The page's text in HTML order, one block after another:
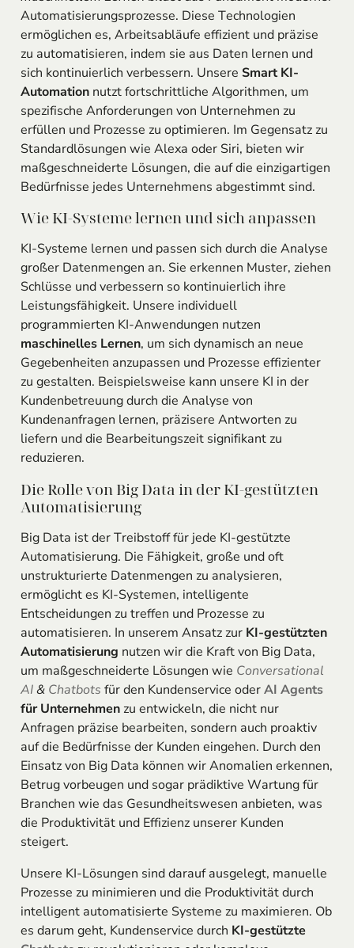
Automatisierungsprozesse. Diese Technologien
ermöglichen es, Arbeitsabläufe effizient und präzise
zu automatisieren, indem sie aus Daten lernen und
sich kontinuierlich verbessern. Unsere Smart KI-
Automationnutzt fortschrittliche Algorithmen, um
spezifische Anforderungen von Unternehmen zu
erfüllen und Prozesse zu optimieren. Im Gegensatz zu
Standardlösungen wie Alexa oder Siri, bieten wir
maßgeschneiderte Lösungen, die auf die einzigartigen
Bedürfnisse jedes Unternehmens abgestimmt sind.
Wie KI-Systeme lernen und sich anpassen
KI-Systeme lernen und passen sich durch die Analyse
großer Datenmengen an. Sie erkennen Muster, ziehen
Schlüsse und verbessern so kontinuierlich ihre
Leistungsfähigkeit. Unsere individuell
programmierten KI-Anwendungen nutzen
maschinelles Lernen, um sich dynamisch an neue
Gegebenheiten anzupassen und Prozesse effizienter
zu gestalten. Beispielsweise kann unsere KI in der
Kundenbetreuung durch die Analyse von
Kundenanfragen lernen, präzisere Antworten zu
liefern und die Bearbeitungszeit signifikant zu
reduzieren.
Die Rolle von Big Data in der KI-gestützten
Automatisierung
Big Data ist der Treibstoff für jede KI-gestützte
Automatisierung. Die Fähigkeit, große und oft
unstrukturierte Datenmengen zu analysieren,
ermöglicht es KI-Systemen, intelligente
Entscheidungen zu treffen und Prozesse zu
automatisieren. In unserem Ansatz zur KI-gestützten
Automatisierung nutzen wir die Kraft von Big Data,
um maßgeschneiderte Lösungen wie Conversational
AI& Chatbots für den Kundenservice oderAI Agents
für Unternehmenzu entwickeln, die nicht nur
Anfragen präzise bearbeiten, sondern auch proaktiv
auf die Bedürfnisse der Kunden eingehen. Durch den
Einsatz von Big Data können wir Anomalien erkennen,
Betrug vorbeugen und sogar prädiktive Wartung für
Branchen wie das Gesundheitswesen anbieten, was
die Produktivität und Effizienz unserer Kunden
steigert.
Unsere KI-Lösungen sind darauf ausgelegt, manuelle
Prozesse zu minimieren und die Produktivität durch
intelligent automatisierte Systeme zu maximieren. Ob
es darum geht, Kundenservice durch KI-gestützte